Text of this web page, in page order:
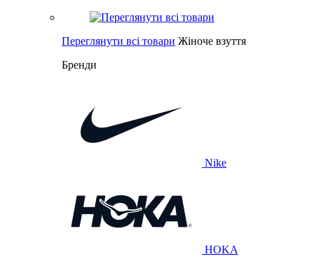
Переглянути всі товари Жіноче взуття
Бренди
Nike
HOKA